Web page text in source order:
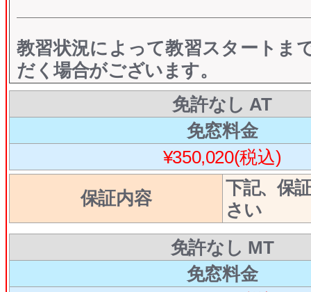
教習状況によって教習スタートま
だく場合がございます。
免許なし AT
免窓料金
¥350,020(税込)
保証内容
下記、保
さい
免許なし MT
免窓料金